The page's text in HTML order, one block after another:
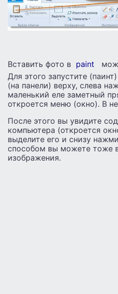
Вставить фото в paint
Для этого запустите
(на панели) верху, слева
маленький еле заметный
откроется меню (окно). В
После этого вы увидите
компьютера (откроется
выделите его и снизу
способом вы можете тоже
изображения.